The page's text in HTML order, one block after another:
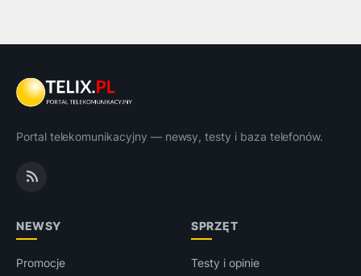
Portal telekomunikacyjny — newsy, testy i baza telefonów.
NEWSY
Promocje
SPRZĘT
Testy i opinie